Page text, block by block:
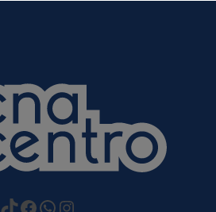
https://
Facebook
WhatsApp
Instagram